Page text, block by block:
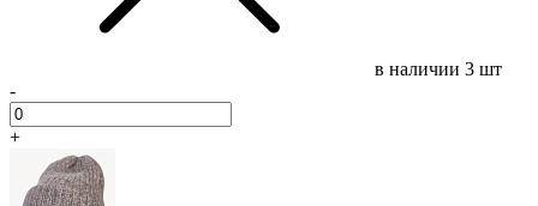
в наличии 3 шт
-
+